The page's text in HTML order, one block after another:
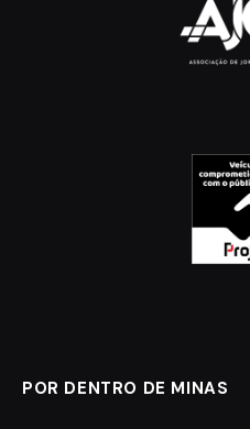
POR DENTRO DE MINAS